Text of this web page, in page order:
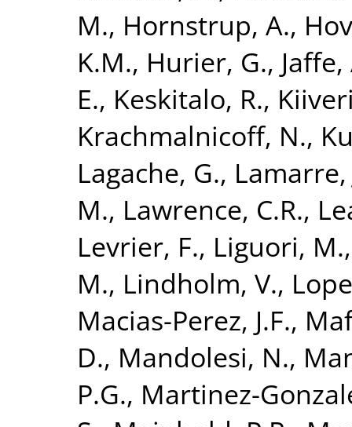
M., Hornstrup, A.,
K.M., Hurier, G.,
E., Keskitalo, R.,
Krachmalnicoff, N.,
Lagache, G., Lamarre,
M., Lawrence, C.R.,
Levrier, F., Liguori, M.
M., Lindholm, V.,
Macias-Perez, J.F.,
D., Mandolesi, N.,
P.G., Martinez-